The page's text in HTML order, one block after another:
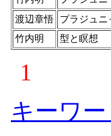
渡辺章悟
プラジュニ
竹内明
型と瞑想
1
キーワ